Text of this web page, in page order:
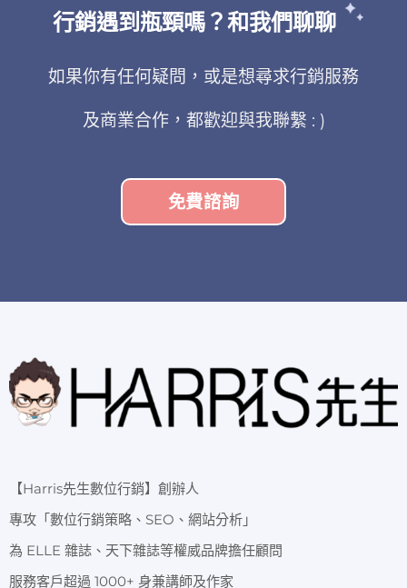
行銷遇到瓶頸嗎？和我們聊聊
如果你有任何疑問，或是想尋求行銷服務
及商業合作，都歡迎與我聯繫 : )
免費諮詢
【Harris先生數位行銷】創辦人
專攻「數位行銷策略、SEO、網站分析」
為 ELLE 雜誌、天下雜誌等權威品牌擔任顧問
服務客戶超過 1000+ 身兼講師及作家